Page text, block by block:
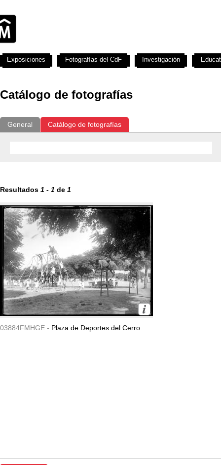
Catálogo de fotografías
General Catálogo de fotografías
Resultados 1 - 1 de 1
03884FMHGE - Plaza de Deportes del Cerro.
Exposiciones Fotografías del CdF Investigación